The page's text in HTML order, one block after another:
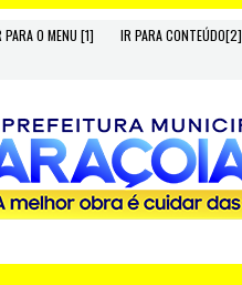
PARA O MENU [1] IR PARA CONTEÚDO[2]